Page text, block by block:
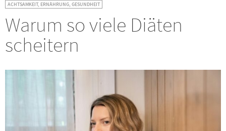
ACHTSAMKEIT, ERNÄHRUNG, GESUNDHEIT
Warum so viele Diäten
scheitern